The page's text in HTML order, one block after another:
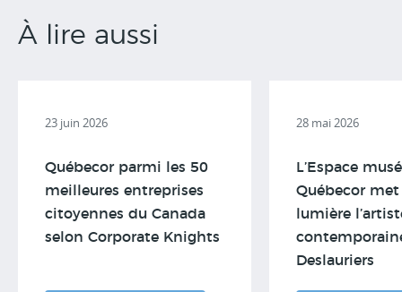
À lire aussi
23 juin 2026
Québecor parmi les 50
meilleures entreprises
citoyennes du Canada
selon Corporate Knights
28 mai 2026
L’Espace
Québecor met
lumière
Deslauriers